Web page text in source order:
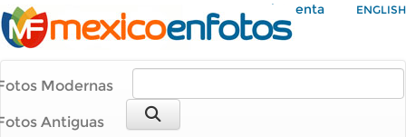
Mi Cuenta ENGLISH
Modernas
Antiguas